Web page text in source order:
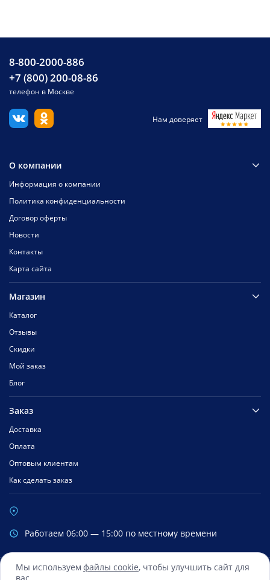
Мы используем файлы cookie, чтобы улучшить сайт для
8-800-2000-886
+7 (800) 200-08-86
телефон в Москве
Нам доверяет
О компании
Информация о компании
Политика конфиденциальности
Договор оферты
Новости
Контакты
Карта сайта
Магазин
Каталог
Отзывы
Скидки
Мой заказ
Блог
Заказ
Доставка
Оплата
Оптовым клиентам
Как сделать заказ
Работаем 06:00 — 15:00 по местному времени